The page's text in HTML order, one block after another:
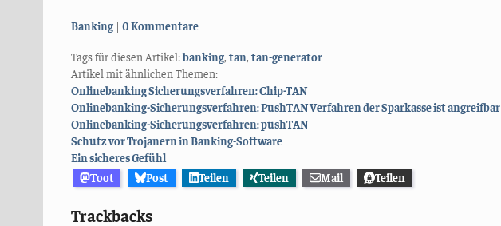
Kategorien:
Banking 0 Kommentare
Tags für diesen Artikel:banking, tan, tan-generator
Artikel mit ähnlichen Themen:
Onlinebanking Sicherungsverfahren: Chip-TAN
Onlinebanking-Sicherungsverfahren: PushTAN Verfahren der Sparkasse ist angreifbar
Onlinebanking-Sicherungsverfahren: pushTAN
Schutz vor Trojanern in Banking-Software
Ein sicheres Gefühl
Toot
Post Teilen Teilen Mail Teilen
Trackbacks